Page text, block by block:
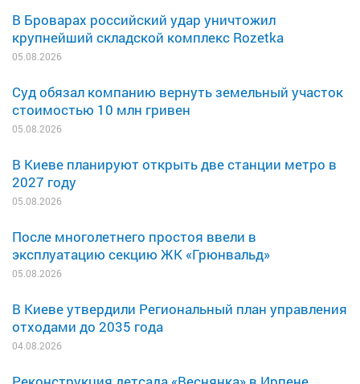
В Броварах российский удар уничтожил
крупнейший складской комплекс Rozetka
05.08.2026
Суд обязал компанию вернуть земельный участок
стоимостью 10 млн гривен
05.08.2026
В Киеве планируют открыть две станции метро в
2027 году
05.08.2026
После многолетнего простоя ввели в
эксплуатацию секцию ЖК «Грюнвальд»
05.08.2026
В Киеве утвердили Региональный план управления
отходами до 2035 года
04.08.2026